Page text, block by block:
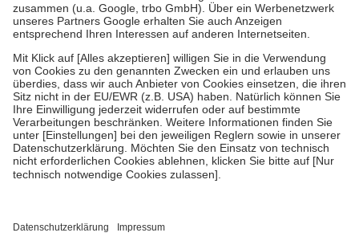
Verordnung.
Um das Engagement der Versicherten für ihre eigene Gesundheit zu
stärken und die besondere Stellung der Familie zu unterstützen,
fallenkeine Zuzahlungenan bei:
• Kindern und Jugendlichen bis zum vollendeten 18. Lebensjahr
mit Ausnahme der Fahrkosten
• Untersuchungen zur Vorsorge und Früherkennung, die von der
GKV getragen werden
• empfohlenen Schutzimpfungen
• Harn- und Blutteststreifen
getroffen, um sicherzustellen, dass es sich um echte Bewertungen